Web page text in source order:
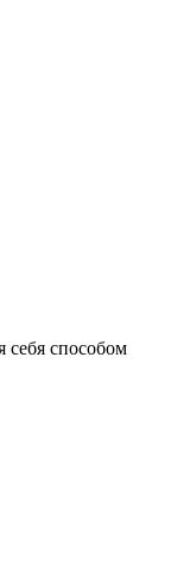
себя способом